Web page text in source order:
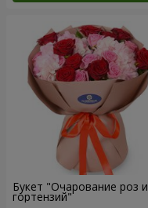
Букет "Очарование роз и
гортензий"